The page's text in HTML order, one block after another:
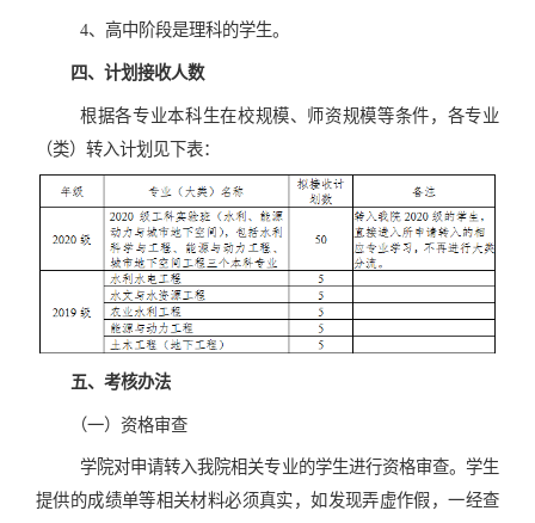
4、高中阶段是理科的学生。
四、计划接收人数
根据各专业本科生在校规模、师资规模等条件，各专业
（类）转入计划见下表：
五、考核办法
（一）资格审查
学院对申请转入我院相关专业的学生进行资格审查。学生
提供的成绩单等相关材料必须真实，如发现弄虚作假，一经查